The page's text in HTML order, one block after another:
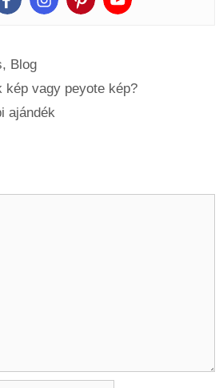
, Blog
kép vagy peyote kép?
ajándék